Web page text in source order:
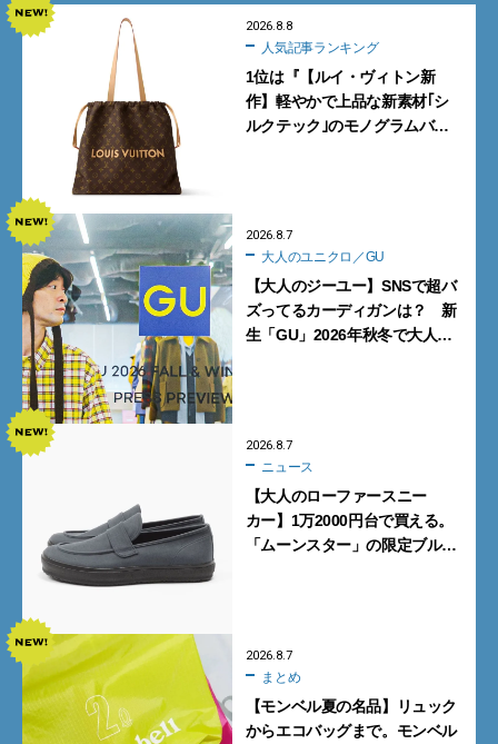
2026.8.8
人気記事ランキング
1位は『【ルイ・ヴィトン新
作】軽やかで上品な新素材｢シ
ルクテック｣のモノグラムバッ
2026.8.7
大人のユニクロ／GU
【大人のジーユー】SNSで超バ
ズってるカーディガンは？ 新
生「GU」2026年秋冬で大人メ
2026.8.7
ニュース
【大人のローファースニー
カー】1万2000円台で買える。
「ムーンスター」の限定ブルー
2026.8.7
まとめ
【モンベル夏の名品】リュック
からエコバッグまで。モンベル